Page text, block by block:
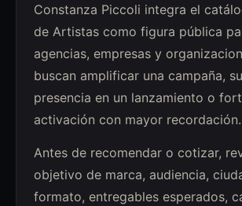
Constanza Piccoli integra el
de Artistas como figura pública
agencias, empresas y
buscan amplificar una campaña,
presencia en un lanzamiento o
activación con mayor recordación.
Antes de recomendar o cotizar,
objetivo de marca, audiencia,
formato, entregables esperados,